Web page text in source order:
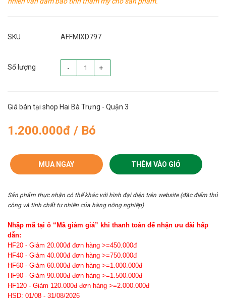
SKU AFFMIXD797
Số lượng - +
Giá bán tại shop Hai Bà Trưng - Quận 3
1.200.000đ / Bó
MUA NGAY THÊM VÀO GIỎ
Sản phẩm thực nhận có thể khác với hình đại diện trên website (đặc điểm thủ
công và tính chất tự nhiên của hàng nông nghiệp)
Nhập mã tại ô “Mã giảm giá” khi thanh toán để nhận ưu đãi hấp
dẫn:
HF20 - Giảm 20.000đ đơn hàng >=450.000đ
HF40 - Giảm 40.000đ đơn hàng >=750.000đ
HF60 - Giảm 60.000đ đơn hàng >=1.000.000đ
HF90 - Giảm 90.000đ đơn hàng >=1.500.000đ
HF120 - Giảm 120.000đ đơn hàng >=2.000.000đ
HSD: 01/08 - 31/08/2026